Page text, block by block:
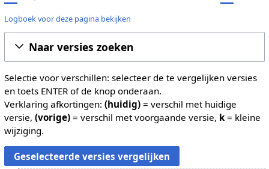
Logboek voor deze pagina bekijken
Naar versies zoeken
Selectie voor verschillen: selecteer de te vergelijken versies
en toets ENTER of de knop onderaan.
Verklaring afkortingen: (huidig)= verschil met huidige
versie, (vorige)= verschil met voorgaande versie, k= kleine
wijziging.